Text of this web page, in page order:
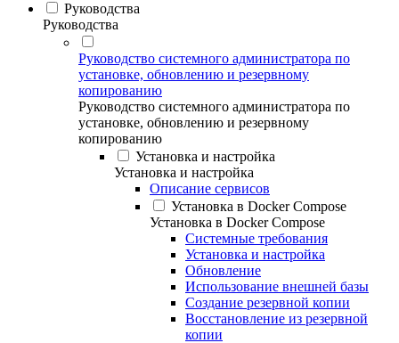
Руководства
Руководства
Руководство системного администратора по
установке, обновлению и резервному
копированию
Руководство системного администратора по
установке, обновлению и резервному
копированию
Установка и настройка
Установка и настройка
Описание сервисов
Установка в Docker Compose
Установка в Docker Compose
Системные требования
Установка и настройка
Обновление
Использование внешней базы
Создание резервной копии
Восстановление из резервной
копии